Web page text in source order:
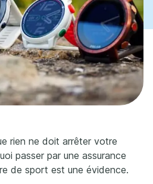
rien ne doit arrêter votre
passer par une assurance
de sport est une évidence.